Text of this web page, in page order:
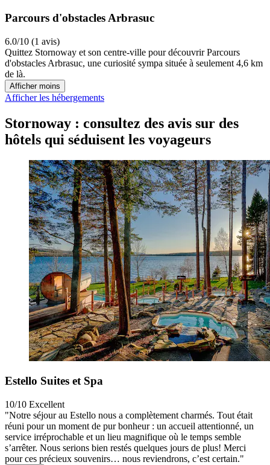
Parcours d'obstacles Arbrasuc
6.0/10 (1 avis)
Quittez Stornoway et son centre-ville pour découvrir Parcours
d'obstacles Arbrasuc, une curiosité sympa située à seulement 4,6 km
de là.
Afficher moins
Afficher les hébergements
Stornoway : consultez des avis sur des
hôtels qui séduisent les voyageurs
Estello Suites et Spa
10/10 Excellent
"Notre séjour au Estello nous a complètement charmés. Tout était
réuni pour un moment de pur bonheur : un accueil attentionné, un
service irréprochable et un lieu magnifique où le temps semble
s’arrêter. Nous serions bien restés quelques jours de plus! Merci
pour ces précieux souvenirs… nous reviendrons, c’est certain."